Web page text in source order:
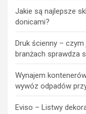
Jakie są najlepsze
donicami?
Druk ścienny –
branżach sprawdza
Wynajem
wywóz odpadów
Eviso – Listwy